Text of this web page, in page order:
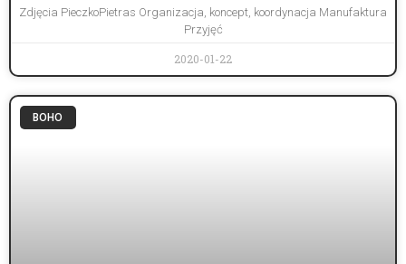
Zdjęcia PieczkoPietras Organizacja, koncept, koordynacja Manufaktura
Przyjęć
2020-01-22
BOHO